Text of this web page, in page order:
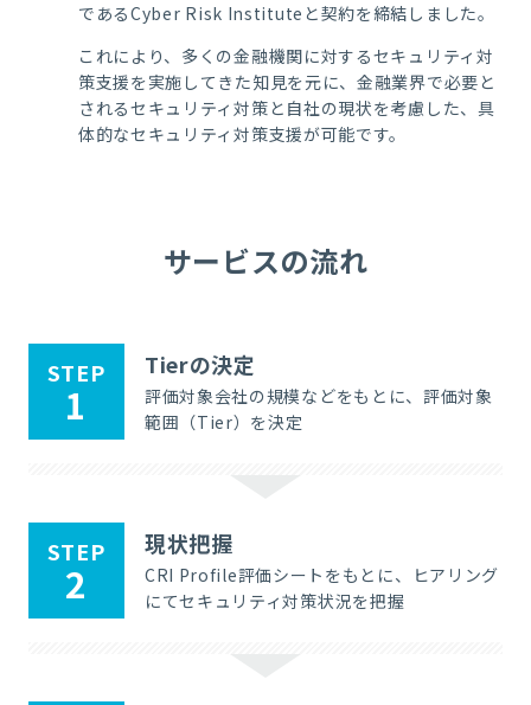
であるCyber Risk Instituteと契約を締結しました。
これにより、多くの金融機関に対するセキュリティ対
策支援を実施してきた知見を元に、金融業界で必要と
されるセキュリティ対策と自社の現状を考慮した、具
体的なセキュリティ対策支援が可能です。
サービスの流れ
STEP
1
Tierの決定
評価対象会社の規模などをもとに、評価対象
範囲（Tier）を決定
STEP
2
現状把握
CRI Profile評価シートをもとに、ヒアリング
にてセキュリティ対策状況を把握